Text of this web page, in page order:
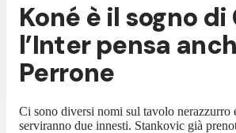
Koné è il sogno di
l’Inter pensa
Perrone
Ci sono diversi nomi sul tavolo nerazzurro
serviranno due innesti. Stankovic già